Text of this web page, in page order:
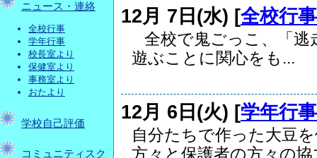
ニュース・連絡
全校行事
学年行事
校長室より
保健室より
事務室より
おたより
学校自己評価
コミュニティスク
12月 7日(水) [全校行事
全校で鬼ごっこ、「逃
遊ぶことに関心をも...
12月 6日(火) [学年行事
自分たちで作った大豆
方々と保護者の方々の協